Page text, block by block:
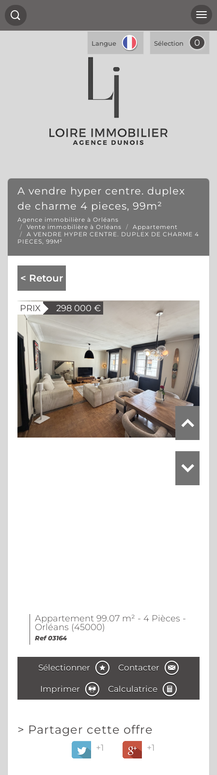
Langue Sélection 0
a vendre hyper centre. duplex
de charme 4 pieces, 99m²
Agence immobilière à Orléans
Vente immobilière à Orléans
Appartement
A VENDRE HYPER CENTRE. DUPLEX DE CHARME 4
PIECES, 99M²
< Retour
PRIX 298 000 €
Appartement 99.07 m² - 4 Pièces -
Orléans (45000)
Ref 03164
Sélectionner Contacter
Imprimer Calculatrice
> Partager cette offre
+1 +1